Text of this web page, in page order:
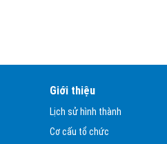
Những phần quà đặc
Sản - Nhi tỉnh Lào Cai
Đăng ký danh sách
khám, chữa bệnh tại
Giới thiệu
Lịch sử hình thành
Cơ cấu tổ chức